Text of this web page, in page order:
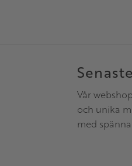
Vår
och unika
med